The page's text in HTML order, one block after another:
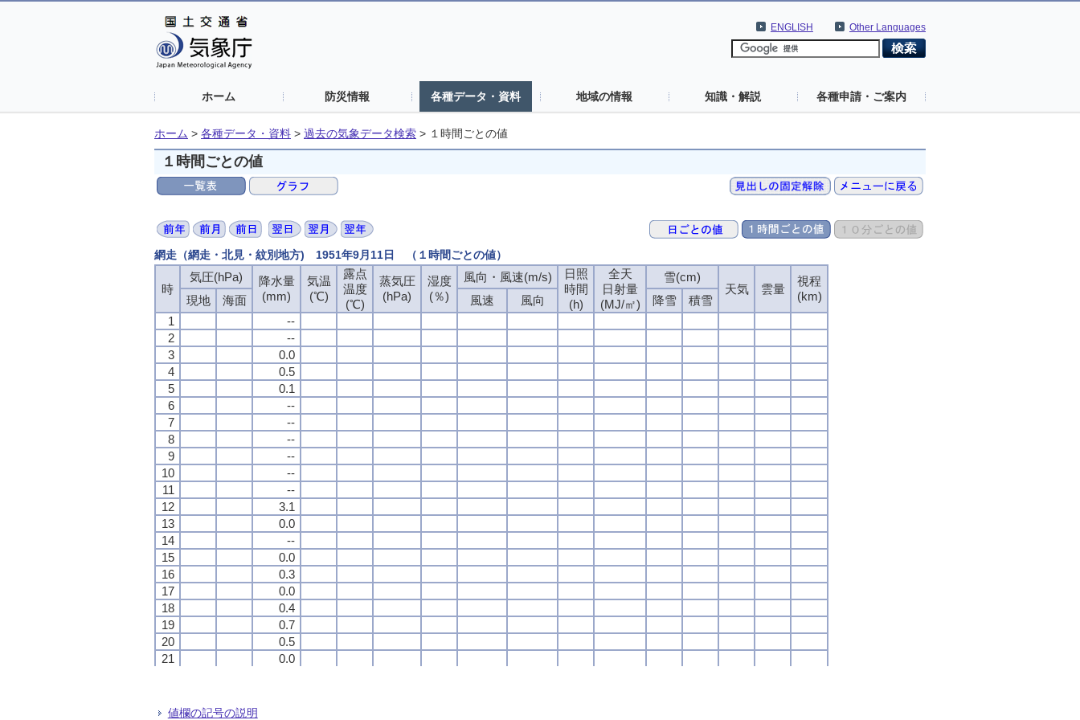
Other Languages
ENGLISH
ホーム 防災情報 各種データ・資料 地域の情報 知識・解説 各種申請・ご案内
ホーム > 各種データ・資料 > 過去の気象データ検索 > １時間ごとの値
１時間ごとの値
網走（網走・北見・紋別地方) 1951年9月11日 （１時間ごとの値）
時
気圧(hPa)
降水量
(mm)
気温
(℃)
露点
温度
(℃)
蒸気圧
(hPa)
湿度
(％)
風向・風速(m/s)
日照
時間
(h)
全天
日射量
(MJ/㎡)
雪(cm)
天気
雲量
視程
(km)
現地 海面 風速 風向 降雪
積雪
1
--
2
--
3
0.0
4
0.5
5
0.1
6
--
7
--
8
--
9
--
10
--
11
--
12
3.1
13
0.0
14
--
15
0.0
16
0.3
17
0.0
18
0.4
19
0.7
20
0.5
21
0.0
24
時
気圧(hPa)
降水量
(mm)
気温
(℃)
露点
温度
(℃)
蒸気圧
(hPa)
湿度
(％)
風向・風速(m/s)
日照
時間
(h)
全天
日射量
(MJ/㎡)
雪(cm)
天気
雲量
視程
(km)
現地 海面 風速 風向 降雪
積雪
1
--
2
--
3
0.0
4
0.5
5
0.1
6
--
7
--
8
--
9
--
10
--
11
--
12
3.1
13
0.0
14
--
15
0.0
16
0.3
17
0.0
18
0.4
19
0.7
20
0.5
21
0.0
24
時
気圧(hPa)
降水量
(mm)
気温
(℃)
露点
温度
(℃)
蒸気圧
(hPa)
湿度
(％)
風向・風速(m/s)
日照
時間
(h)
全天
日射量
(MJ/㎡)
雪(cm)
天気
雲量
視程
(km)
現地 海面 風速 風向 降雪
積雪
1
--
2
--
3
0.0
4
0.5
5
0.1
6
--
7
--
8
--
9
--
10
--
11
--
12
3.1
13
0.0
14
--
15
0.0
16
0.3
17
0.0
18
0.4
19
0.7
20
0.5
21
0.0
24
時
気圧(hPa)
降水量
(mm)
気温
(℃)
露点
温度
(℃)
蒸気圧
(hPa)
湿度
(％)
風向・風速(m/s)
日照
時間
(h)
全天
日射量
(MJ/㎡)
雪(cm)
天気
雲量
視程
(km)
現地 海面 風速 風向 降雪
積雪
1
--
2
--
3
0.0
4
0.5
5
0.1
6
--
7
--
8
--
9
--
10
--
11
--
12
3.1
13
0.0
14
--
15
0.0
16
0.3
17
0.0
18
0.4
19
0.7
20
0.5
21
0.0
24
値欄の記号の説明